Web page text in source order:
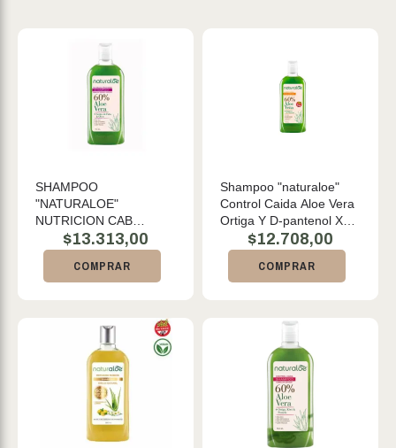
SHAMPOO
"NATURALOE"
NUTRICION CAB
TEÑIDOS X 360 ML
$13.313,00
COMPRAR
Shampoo "naturaloe"
Control Caida Aloe Vera
Ortiga Y D-pantenol X
360 Ml
$12.708,00
COMPRAR